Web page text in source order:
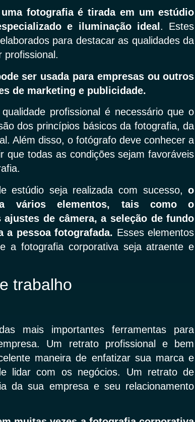
fotografia é tirada em um estúdio
e iluminação ideal . Estes
para destacar as qualidades da
profissional.
ser usada para empresas ou outros
de marketing e publicidade.
profissional é necessário que o
dos princípios básicos da fotografia, da
Além disso, o fotógrafo deve conhecer a
que todas as condições sejam favoráveis
estúdio seja realizada com sucesso,o
vários elementos, tais como o
de câmera, a seleção de fundo
a pessoa fotografada. Esses elementos
a fotografia corporativa seja atraente e
trabalho
mais importantes ferramentas para
Um retrato profissional e bem
maneira de enfatizar sua marca e
lidar com os negócios. Um retrato de
da sua empresa e seu relacionamento